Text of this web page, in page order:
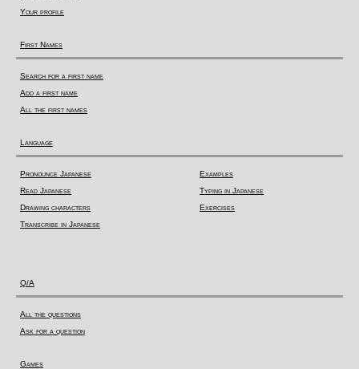
Your profile
First Names
Search for a first name
Add a first name
All the first names
Language
Pronounce Japanese
Read Japanese
Drawing characters
Transcribe in Japanese
Examples
Typing in Japanese
Exercises
Q/A
All the questions
Ask for a question
Games